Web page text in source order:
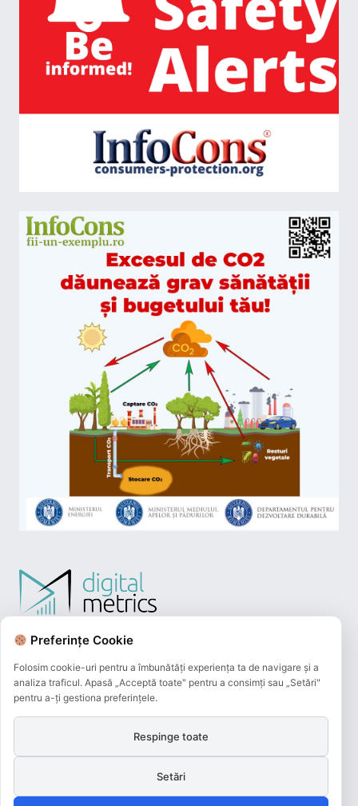
și beneficiază de 3D-Secure.
Preferințe Cookie
Folosim cookie-uri pentru a îmbunătăți experiența ta de navigare și a
analiza traficul. Apasă „Acceptă toate" pentru a consimți sau „Setări"
pentru a-ți gestiona preferințele.
Respinge toate
Setări